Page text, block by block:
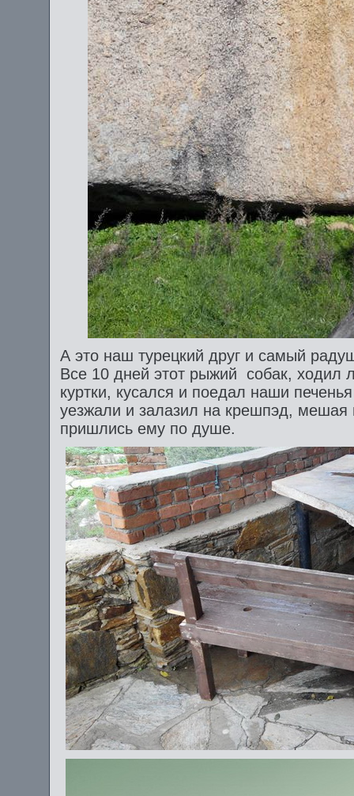
А это наш турецкий друг и самый
Все 10 дней этот рыжий собак, ходил
куртки, кусался и поедал наши
уезжали и залазил на крешпэд,
пришлись ему по душе.